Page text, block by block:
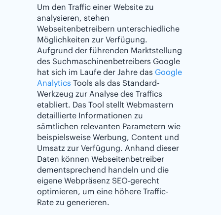
Um den Traffic einer Website zu
analysieren, stehen
Webseitenbetreibern unterschiedliche
Möglichkeiten zur Verfügung.
Aufgrund der führenden Marktstellung
des Suchmaschinenbetreibers Google
hat sich im Laufe der Jahre das Google
Analytics Tools als das Standard-
Werkzeug zur Analyse des Traffics
etabliert. Das Tool stellt Webmastern
detaillierte Informationen zu
sämtlichen relevanten Parametern wie
beispielsweise Werbung, Content und
Umsatz zur Verfügung. Anhand dieser
Daten können Webseitenbetreiber
dementsprechend handeln und die
eigene Webpräsenz SEO-gerecht
optimieren, um eine höhere Traffic-
Rate zu generieren.